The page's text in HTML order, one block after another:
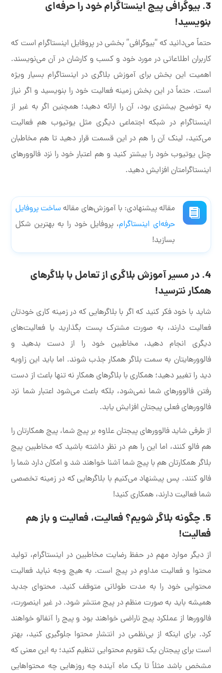
3. بیوگرافی پیج اینستاگرام خود را حرفه‌ای
بنویسید!
حتماً می‌دانید که “بیوگرافی” بخشی در پروفایل اینستاگرام است که
کاربران اطلاعاتی در مورد خود و کسب و کارشان در آن می‌نویسند.
اهمیت این بخش برای آموزش بلاگری در اینستاگرام بسیار ویژه
است. حتماً در این بخش زمینه فعالیت خود را بنویسید و اگر نیاز
به توضیح بیشتری بود، آن را ارائه دهید؛ همچنین اگر به غیر از
اینستاگرام در شبکه اجتماعی دیگری مثل یوتیوب هم فعالیت
می‌کنید، لینک آن را هم در این قسمت قرار دهید تا هم مخاطبان
چنل یوتیوب خود را بیشتر کنید و هم اعتبار خود را نزد فالوورهای
اینستاگرامتان افزایش دهید.
مقاله پیشنهادی: با آموزش‌های مقاله ساخت پروفایل
حرفه‌ای اینستاگرام، پروفایل خود را به بهترین شکل
بسازید!
4. در مسیر آموزش بلاگری از تعامل با بلاگرهای
همکار نترسید!
شاید با خود فکر کنید که اگر با بلاگرهایی که در زمینه کاری خودتان
فعالیت دارند، به صورت مشترک پست بگذارید یا فعالیت‌های
دیگری انجام دهید، مخاطبین خود را از دست بدهید و
فالوورهایتان به سمت بلاگر همکار جذب شوند. اما باید این زاویه
دید را تغییر دهید؛ همکاری با بلاگرهای همکار نه تنها باعث از دست
رفتن فالوورهای شما نمی‌شود، بلکه باعث می‌شود اعتبار شما نزد
فالوورهای فعلی پیجتان افزایش یابد.
از طرفی شاید فالوورهای پیجتان علاوه بر پیج شما، پیج همکارتان را
هم فالو کنند، اما این را هم در نظر داشته باشید که مخاطبین پیج
بلاگر همکارتان هم با پیج شما آشنا خواهند شد و امکان دارد شما را
فالو کنند. پس پیشنهاد می‌کنیم با بلاگرهایی که در زمینه تخصصی
شما فعالیت دارند، همکاری کنید!
5. چگونه بلاگر شویم؟ فعالیت، فعالیت و باز هم
فعالیت!
از دیگر موارد مهم در حفظ رضایت مخاطبین در اینستاگرام، تولید
محتوا و فعالیت مداوم در پیج است. به هیچ وجه نباید فعالیت
محتوایی خود را به مدت طولانی متوقف کنید. محتوای جدید
همیشه باید به صورت منظم در پیج منتشر شود. در غیر اینصورت،
فالوورها از عملکرد پیج ناراضی خواهند بود و پیج را آنفالو خواهند
کرد. برای اینکه از بی‌نظمی در انتشار محتوا جلوگیری کنید، بهتر
است برای پیجتان یک تقویم محتوایی تنظیم کنید؛ به این معنی که
مشخص باشد مثلاً تا یک ماه آینده چه روزهایی چه محتواهایی